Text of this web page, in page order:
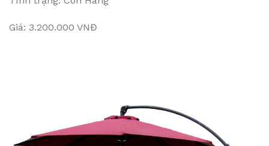
Giá: 3.200.000 VNĐ